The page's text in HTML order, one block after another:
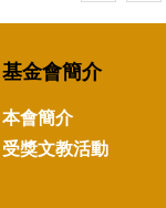
基金會簡介
本會簡介
受獎文教活動